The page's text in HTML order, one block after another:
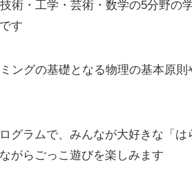
術・工学・芸術・数学の5分野の
す
ングの基礎となる物理の基本原
グラムで、みんなが大好きな「
がらごっこ遊びを楽しみます